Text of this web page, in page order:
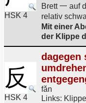
HSK 4
Brett 一 auf
relativ
Mit einer
der Klippe
反
HSK 4
dagegen
fǎn
Links: